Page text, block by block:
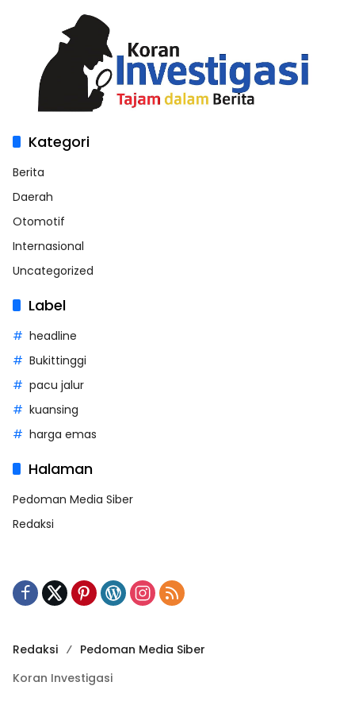
Kategori
Berita
Daerah
Otomotif
Internasional
Uncategorized
Label
headline
Bukittinggi
pacu jalur
kuansing
harga emas
Halaman
Pedoman Media Siber
Redaksi
Redaksi
Pedoman Media Siber
Koran Investigasi